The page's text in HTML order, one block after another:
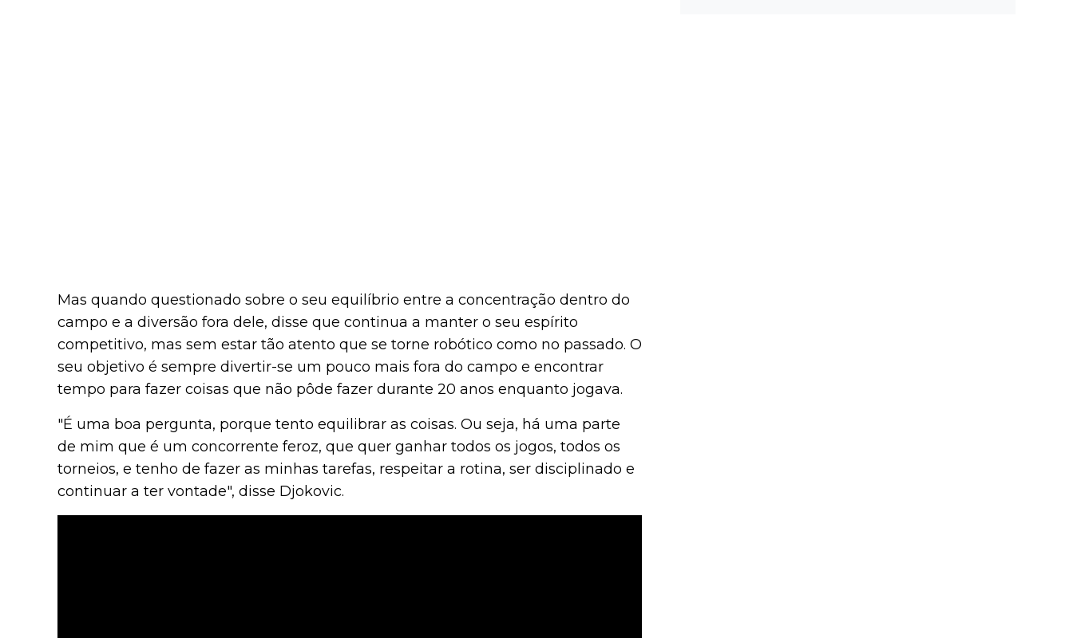
Mas quando questionado sobre o seu equilíbrio entre a concentração dentro do
campo e a diversão fora dele, disse que continua a manter o seu espírito
competitivo, mas sem estar tão atento que se torne robótico como no passado. O
seu objetivo é sempre divertir-se um pouco mais fora do campo e encontrar
tempo para fazer coisas que não pôde fazer durante 20 anos enquanto jogava.
"É uma boa pergunta, porque tento equilibrar as coisas. Ou seja, há uma parte
de mim que é um concorrente feroz, que quer ganhar todos os jogos, todos os
torneios, e tenho de fazer as minhas tarefas, respeitar a rotina, ser disciplinado e
continuar a ter vontade", disse Djokovic.